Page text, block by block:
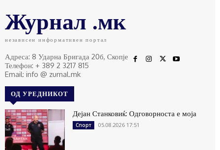
Журнал .мк
независен информативен портал
Адреса: 8 Ударна Бригада 20б, Скопје
Телефон: + 389 2 3217 815
Email: info @ zurnal.mk
ОД УРЕДНИКОТ
Дејан Станковиќ: Одговорноста е моја
Спорт 05.08.2026 17:51